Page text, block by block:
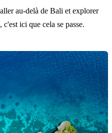
au-delà de Bali et explorer
ici que cela se passe.